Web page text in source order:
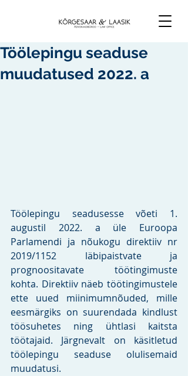
Töölepingu seaduse
muudatused 2022. a
Töölepingu seadusesse võeti 1.
augustil 2022. a üle Euroopa
Parlamendi ja nõukogu direktiiv nr
2019/1152 läbipaistvate ja
prognoositavate töötingimuste
kohta. Direktiiv näeb töötingimustele
ette uued miinimumnõuded, mille
eesmärgiks on suurendada kindlust
töösuhetes ning ühtlasi kaitsta
töötajaid. Järgnevalt on käsitletud
töölepingu seaduse olulisemaid
muudatusi.